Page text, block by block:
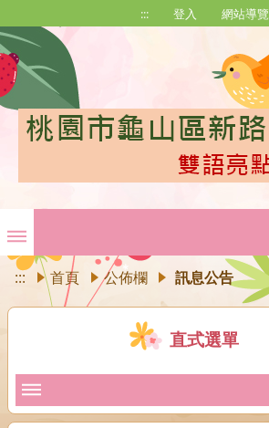
::: 登入 網站導覽
::: 首頁 公佈欄 訊息公告
直式選單